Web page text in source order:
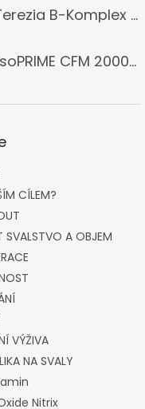
Terezia Terezia B-Komplex super forte 100 tablet
je 5 z 5 hvězdiček.
Fitsport IsoPRIME CFM 2000g + šejkr
je 5 z 5 hvězdiček.
CÍLEM?
SVALSTVO A OBJEM
VÝŽIVA
NA SVALY
Nitrix